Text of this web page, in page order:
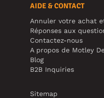
AIDE & CONTACT
Annuler votre achat
Réponses aux
Contactez-nous
A propos de Motley
Blog
B2B Inquiries
Sitemap